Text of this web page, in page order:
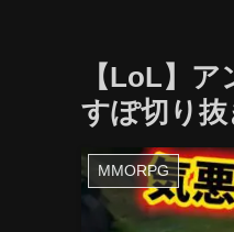
【LoL】
すぽ切り抜
MMORPG